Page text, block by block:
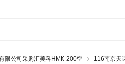
限公司采购汇美科HMK-200空
116南京天